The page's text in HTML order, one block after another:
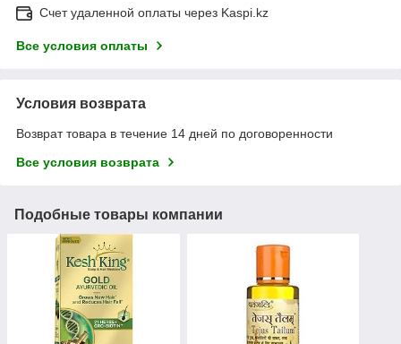
Счет удаленной оплаты через Kaspi.kz
Все условия оплаты
Условия возврата
Возврат товара в течение 14 дней по договоренности
Все условия возврата
Подобные товары компании